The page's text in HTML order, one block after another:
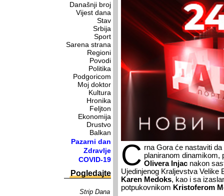
Današnji broj
Vijest dana
Stav
Srbija
Sport
Sarena strana
Regioni
Povodi
Politika
Podgoricom
Moj doktor
Kultura
Hronika
Feljton
Ekonomija
Drustvo
Balkan
Pazarni dan
Zdravlje
COVID-19
Pogledajte
Strip Dana
C rna Gora će nastaviti
planiranom dinamikom,
Olivera Injac nakon
Ujedinjenog Kraljevstva Velike
Karen Medoks, kao i sa
potpukovnikom Kristoferom